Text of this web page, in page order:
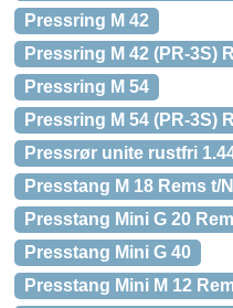
Pressring M 42
Pressring M 42 (PR-3S)
Pressring M 54
Pressring M 54 (PR-3S)
Pressrør unite rustfri
Presstang M 18 Rems t/
Presstang Mini G 20
Presstang Mini G 40
Presstang Mini M 12